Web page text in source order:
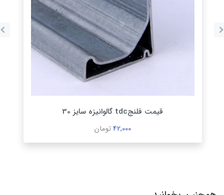
قیمت فلنجtdc گالوانیزه سايز 30
42,000تومان